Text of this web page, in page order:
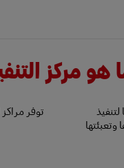
هو مركز
توفر مراكز